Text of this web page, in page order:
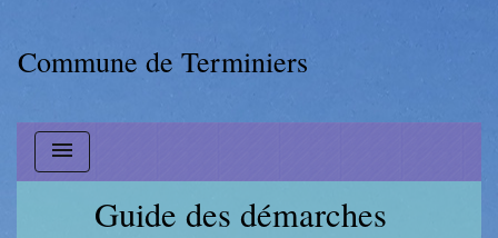
Commune de Terminiers
menu
Guide des démarches